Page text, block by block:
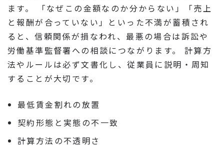
ます。 「なぜこの金額なのか分からない」「売上
と報酬が合っていない」といった不満が蓄積され
ると、信頼関係が損なわれ、最悪の場合は訴訟や
労働基準監督署への相談につながります。 計算方
法やルールは必ず文書化し、従業員に説明・周知
することが大切です。
最低賃金割れの放置
契約形態と実態の不一致
計算方法の不透明さ